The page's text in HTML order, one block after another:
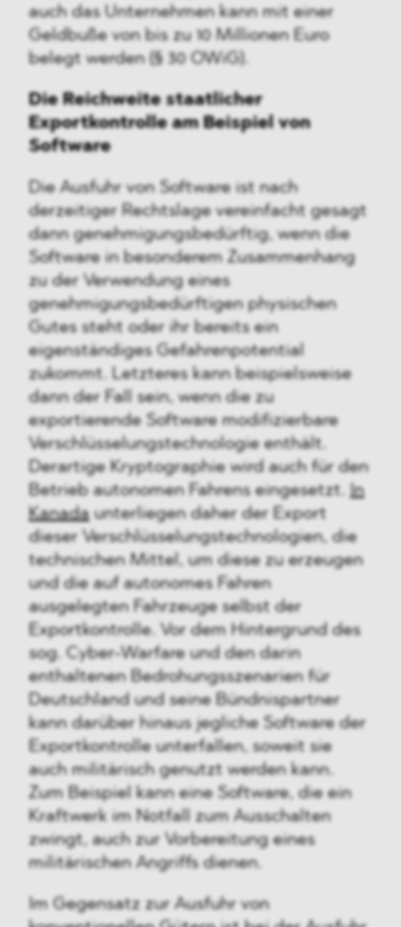
auch das Unternehmen kann mit einer
Geldbuße von bis zu 10 Millionen Euro
belegt werden (§ 30 OWiG).
Die Reichweite staatlicher
Exportkontrolle am Beispiel von
Software
Die Ausfuhr von Software ist nach
derzeitiger Rechtslage vereinfacht gesagt
dann genehmigungsbedürftig, wenn die
Software in besonderem Zusammenhang
zu der Verwendung eines
genehmigungsbedürftigen physischen
Gutes steht oder ihr bereits ein
eigenständiges Gefahrenpotential
zukommt. Letzteres kann beispielsweise
dann der Fall sein, wenn die zu
exportierende Software modifizierbare
Verschlüsselungstechnologie enthält.
Derartige Kryptographie wird auch für den
Betrieb autonomen Fahrens eingesetzt. In
Kanadaunterliegen daher der Export
dieser Verschlüsselungstechnologien, die
technischen Mittel, um diese zu erzeugen
und die auf autonomes Fahren
ausgelegten Fahrzeuge selbst der
Exportkontrolle. Vor dem Hintergrund des
sog. Cyber-Warfare und den darin
enthaltenen Bedrohungsszenarien für
Deutschland und seine Bündnispartner
kann darüber hinaus jegliche Software der
Exportkontrolle unterfallen, soweit sie
auch militärisch genutzt werden kann.
Zum Beispiel kann eine Software, die ein
Kraftwerk im Notfall zum Ausschalten
zwingt, auch zur Vorbereitung eines
militärischen Angriffs dienen.
Im Gegensatz zur Ausfuhr von